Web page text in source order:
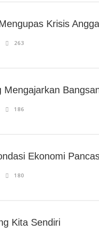
Krisis
263
Mengajarkan
186
Ekonomi
180
Kita Sendiri